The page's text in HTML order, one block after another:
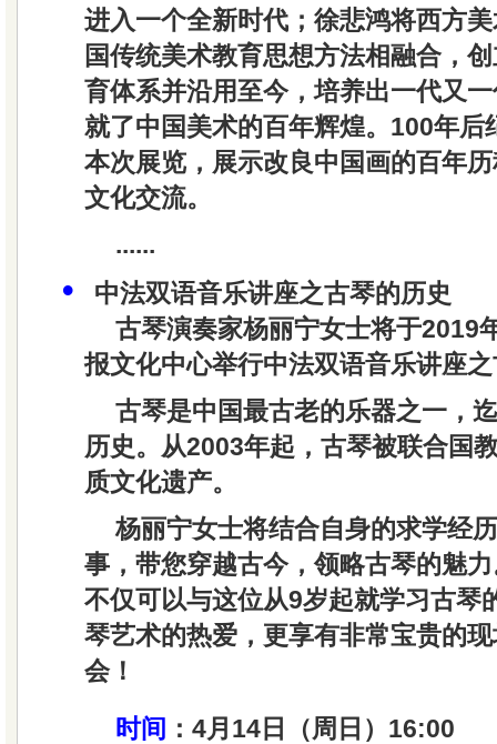
进入一个全新时代；徐悲鸿将西方
国传统美术教育思想方法相融合，
育体系并沿用至今，培养出一代又
就了中国美术的百年辉煌。100年后
本次展览，展示改良中国画的百年
文化交流。
......
•
中法双语音乐讲座之古琴的历史
古琴演奏家杨丽宁女士将于2019
报文化中心举行中法双语音乐讲座
古琴是中国最古老的乐器之一，
历史。从2003年起，古琴被联合国
质文化遗产。
杨丽宁女士将结合自身的求学经
事，带您穿越古今，领略古琴的魅
不仅可以与这位从9岁起就学习古琴
琴艺术的热爱，更享有非常宝贵的
会！
时间 ：4月14日（周日）16:00